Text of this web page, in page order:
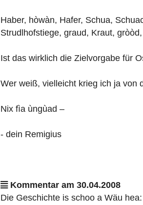
Haber, hòwàn, Hafer, Schua,
Strudlhofstiege, graud, Kraut,
Ist das wirklich die Zielvorgabe für
Wer weiß, vielleicht krieg ich ja von
Nix fìa ùngùad –
- dein Remigius
Kommentar am 30.04.2008
Die Geschichte is schoo a Wäu